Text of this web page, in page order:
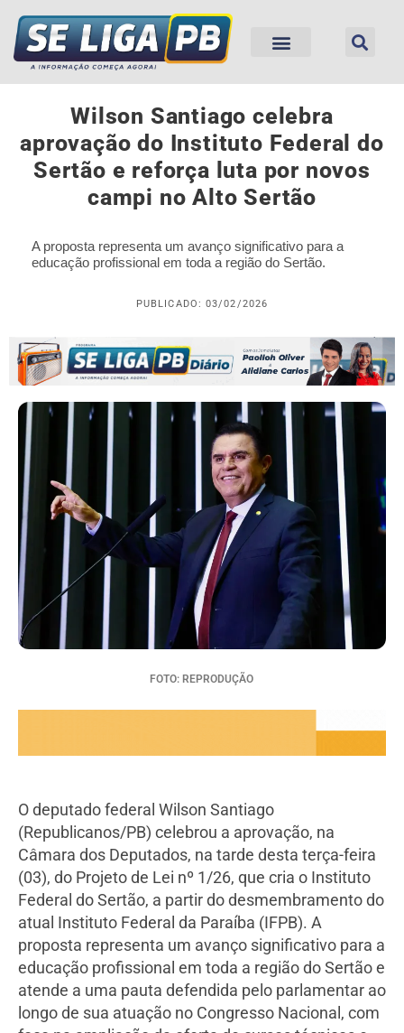
Wilson Santiago celebra
aprovação do Instituto Federal do
Sertão e reforça luta por novos
campi no Alto Sertão
A proposta representa um avanço significativo para a
educação profissional em toda a região do Sertão.
PUBLICADO: 03/02/2026
FOTO: REPRODUÇÃO
O deputado federal Wilson Santiago
(Republicanos/PB) celebrou a aprovação, na
Câmara dos Deputados, na tarde desta terça-feira
(03), do Projeto de Lei nº 1/26, que cria o Instituto
Federal do Sertão, a partir do desmembramento do
atual Instituto Federal da Paraíba (IFPB). A
proposta representa um avanço significativo para a
educação profissional em toda a região do Sertão e
atende a uma pauta defendida pelo parlamentar ao
longo de sua atuação no Congresso Nacional, com